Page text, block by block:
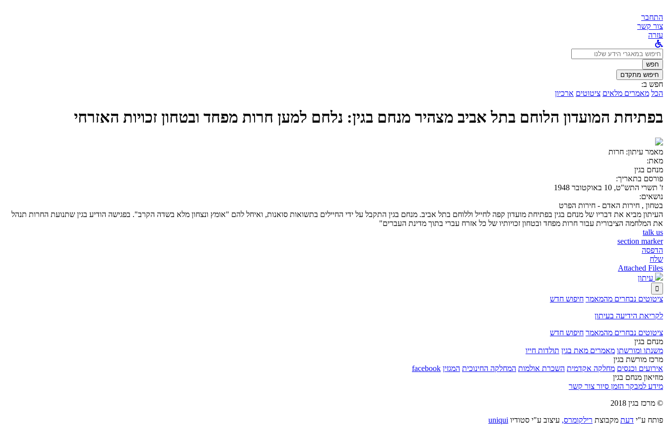
התחבר
צור קשר
עזרה
לחפש
ב:חפש
חיפוש מתקדם
חפש ב:
הכל מאמרים מלאים ציטוטים ארכיון
בפתיחת המועדון הלוחם בתל אביב מצהיר מנחם בגין: נלחם למען חרות מפחד ובטחון זכויות האזרחי
מאמר עיתון: חרות
מאת:
מנחם בגין
פורסם בתאריך:
ז' תשרי התש"ט, 10 באוקטובר 1948
נושאים:
בטחון , חירות האדם - חירות הפרט
העיתון מביא את דבריו של מנחם בגין בפתיחת מועדון קפה לחייל וללוחם בתל אביב. מנחם בגין התקבל על ידי החיילים בתשואות סואנות, ואיחל להם "אומץ ונצחון מלא בשדה הקרב". בפגישה הודיע בגין שתנועת החרות תנהל
את המלחמה הציבורית עבור חרות מפחד ובטחון זכויותיו של כל אזרח עברי בתוך מדינת העברים"
talk us
section marker
הדפסה
שלח
Attached Files
עיתון

ציטוטים נבחרים מהמאמר חיפוש חדש
לקריאת הידיעה בעיתון
ציטוטים נבחרים מהמאמר חיפוש חדש
מנחם בגין
משנתו ומורשתו מאמרים מאת בגין תולדות חייו
מרכז מורשת בגין
אירועים וכנסים מחלקה אקדמית השכרת אולמות המחלקה החינוכית המגזין facebook
מוזיאון מנחם בגין
מידע למבקר הזמן סיור צור קשר
© מרכז בגין 2018
פותח ע"י דעת מקבוצת רילקומרס, עיצוב ע"י סטודיו uniqui